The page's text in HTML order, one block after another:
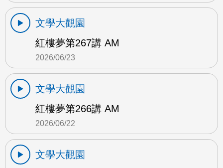
文學大觀園
紅樓夢第267講 AM
2026/06/23
文學大觀園
紅樓夢第266講 AM
2026/06/22
文學大觀園